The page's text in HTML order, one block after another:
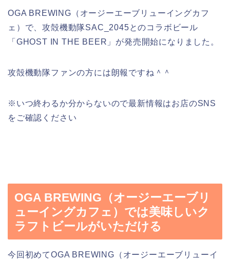
OGA BREWING（オージーエーブリューイングカフ
ェ）で、攻殻機動隊SAC_2045とのコラボビール
「GHOST IN THE BEER」‬が発売開始になりました。
攻殻機動隊ファンの方には朗報ですね＾＾
※いつ終わるか分からないので最新情報はお店のSNS
をご確認ください
OGA BREWING（オージーエーブリ
ューイングカフェ）では美味しいク
ラフトビールがいただける
今回初めてOGA BREWING（オージーエーブリューイ